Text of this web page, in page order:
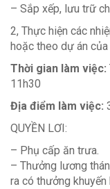
– Sắp xếp, lưu trữ
2, Thực hiện các
hoặc theo dự án của
Thời gian làm việc:
11h30
Địa điểm làm việc:
QUYỀN LƠI:
– Phụ cấp ăn trưa.
– Thưởng lương
ra có thưởng khuyến